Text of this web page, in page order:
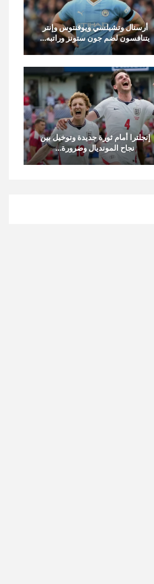
أرسنال وتشيلسي ويوفنتوس وإنتر
يتنافسون لضم جون ستونز وراتبه…
إنجلترا أمام ثورة جديدة وتوخيل بين
نجاح المونديال وضرورة…